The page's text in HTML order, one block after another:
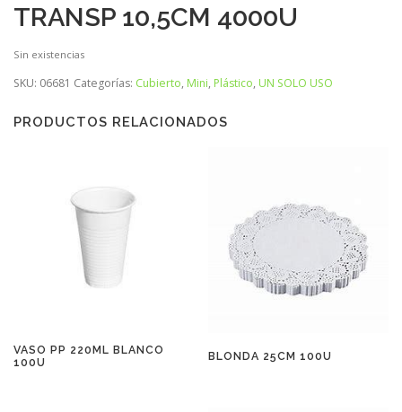
TRANSP 10,5CM 4000U
Sin existencias
SKU: 06681 Categorías: Cubierto, Mini, Plástico, UN SOLO USO
PRODUCTOS RELACIONADOS
VASO PP 220ML BLANCO
100U
BLONDA 25CM 100U